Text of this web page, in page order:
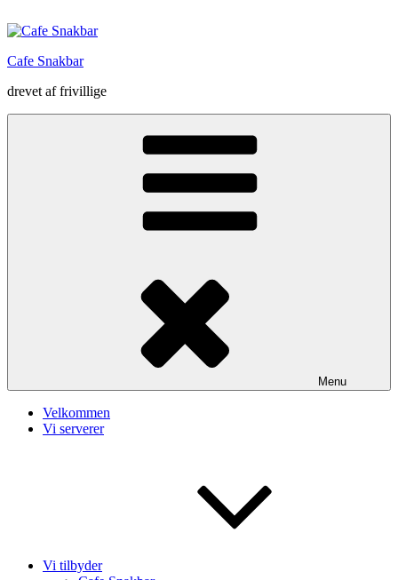
til
Cafe Snakbar
drevet af frivillige
Menu
Velkommen
Vi serverer
Vi tilbyder